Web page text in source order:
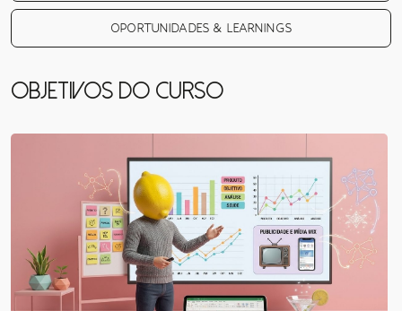
OPORTUNIDADES & LEARNINGS
OBJETIVOS DO CURSO